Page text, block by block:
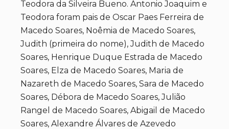
Teodora da Silveira Bueno. Antonio Joaquim e
Teodora foram pais de Oscar Paes Ferreira de
Macedo Soares, Noêmia de Macedo Soares,
Judith (primeira do nome), Judith de Macedo
Soares, Henrique Duque Estrada de Macedo
Soares, Elza de Macedo Soares, Maria de
Nazareth de Macedo Soares, Sara de Macedo
Soares, Débora de Macedo Soares, Julião
Rangel de Macedo Soares, Abigail de Macedo
Soares, Alexandre Álvares de Azevedo